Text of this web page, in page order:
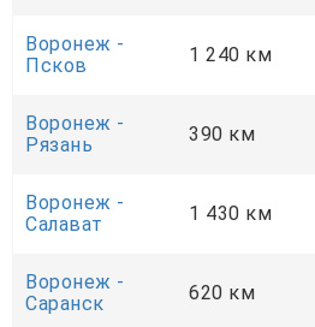
Воронеж -
Псков
1 240 км
Воронеж -
Рязань
390 км
Воронеж -
Салават
1 430 км
Воронеж -
Саранск
620 км